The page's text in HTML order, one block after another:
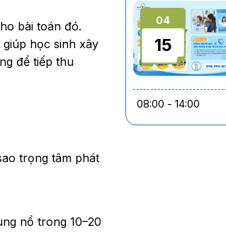
bài toán đó.
học sinh xây
để tiếp thu
trọng tâm phát
nổ trong 10–20
04
15
08:00 - 14:00